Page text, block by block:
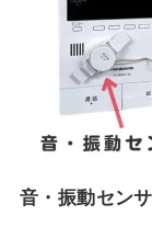
音・振動セン